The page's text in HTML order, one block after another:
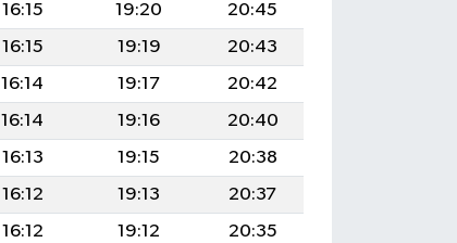
16:15 19:20
20:45
16:15 19:19
20:43
16:14 19:17
20:42
16:14 19:16
20:40
16:13 19:15
20:38
16:12 19:13
20:37
16:12 19:12
20:35